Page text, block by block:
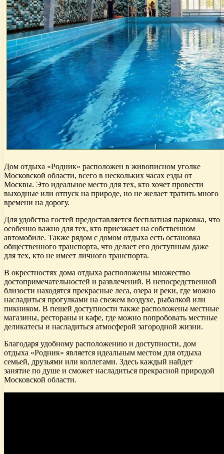
Дом отдыха «Родник» расположен в живописном уголке
Московской области, всего в нескольких часах езды от
Москвы. Это идеальное место для тех, кто хочет провести
выходные или отпуск на природе, но не желает тратить много
времени на дорогу.
Для удобства гостей предоставляется бесплатная парковка, что
особенно важно для тех, кто приезжает на собственном
автомобиле. Также рядом с домом отдыха есть остановка
общественного транспорта, что делает его доступным даже
для тех, кто не имеет личного транспорта.
В окрестностях дома отдыха расположены множество
достопримечательностей и развлечений. В непосредственной
близости находятся прекрасные леса, озера и реки, где можно
насладиться прогулками на свежем воздухе, рыбалкой или
пикником. В пешей доступности также расположены местные
магазины, рестораны и кафе, где можно попробовать местные
деликатесы и насладиться атмосферой загородной жизни.
Благодаря удобному расположению и доступности, дом
отдыха «Родник» является идеальным местом для отдыха
семьей, друзьями или коллегами. Здесь каждый найдет
занятие по душе и сможет насладиться прекрасной природой
Московской области.